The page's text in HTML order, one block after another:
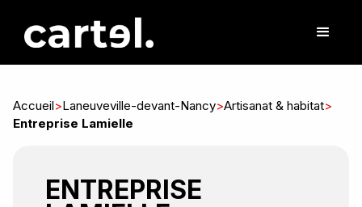
Accueil>Laneuveville-devant-Nancy>Artisanat & habitat>
Entreprise Lamielle
ENTREPRISE